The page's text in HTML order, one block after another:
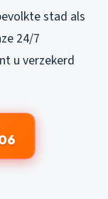
stad als
24/7
u verzekerd